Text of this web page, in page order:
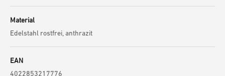
Material
Edelstahl rostfrei, anthrazit
EAN
4022853217776